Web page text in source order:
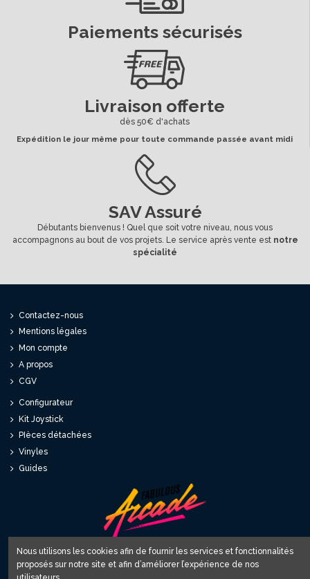
Paiements sécurisés
Livraison offerte
dès 50€ d'achats
Expédition le jour même pour toute commande passée avant midi
SAV Assuré
Débutants bienvenus ! Quel que soit votre niveau, nous vous
accompagnons au bout de vos projets. Le service après vente est notre
spécialité
Contactez-nous
Mentions légales
Mon compte
A propos
CGV
Configurateur
Kit Joystick
PIèces détachées
Vinyles
Guides
Fabulous World SARL
Nous utilisons les cookies afin de fournir les services et fonctionnalités
proposés sur notre site et afin d’améliorer l’expérience de nos